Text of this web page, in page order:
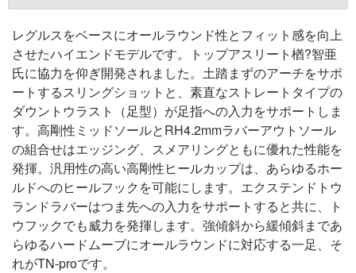
レグルスをベースにオールラウンド性とフィット感を向上
させたハイエンドモデルです。トップアスリート楢?智亜
氏に協力を仰ぎ開発されました。土踏まずのアーチをサポ
ートするスリングショットと、素直なストレートタイプの
ダウントウラスト（足型）が足指への入力をサポートしま
す。高剛性ミッドソールとRH4.2mmラバーアウトソール
の組合せはエッジング、スメアリングともに優れた性能を
発揮。汎用性の高い高剛性ヒールカップは、あらゆるホー
ルドへのヒールフックを可能にします。エクステンドトウ
ランドラバーはつま先への入力をサポートすると共に、ト
ウフックでも威力を発揮します。強傾斜から緩傾斜まであ
らゆるハードムーブにオールラウンドに対応する一足、そ
れがTN-proです。